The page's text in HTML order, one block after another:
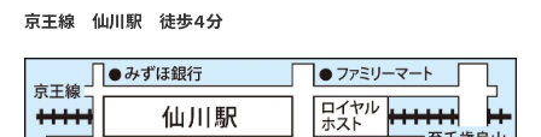
京王線　仙川駅　徒歩４分